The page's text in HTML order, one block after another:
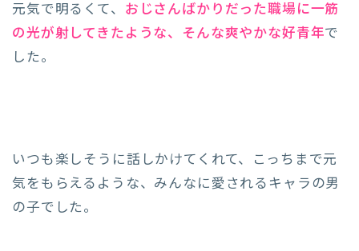
元気で明るくて、 おじさんばかりだった職場に一筋
の光が射してきたような、そんな爽やかな好青年で
した。
いつも楽しそうに話しかけてくれて、こっちまで元
気をもらえるような、みんなに愛されるキャラの男
の子でした。